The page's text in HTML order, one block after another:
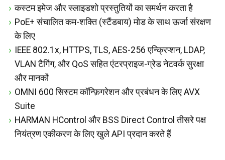
कस्टम इमेज और स्लाइडशो प्रस्तुतियों का समर्थन करता है
PoE+ संचालित कम-शक्ति (स्टैंडबाय) मोड के साथ ऊर्जा संरक्षण
के लिए
IEEE 802.1x, HTTPS, TLS, AES-256 एन्क्रिप्शन, LDAP,
VLAN टैगिंग, और QoS सहित एंटरप्राइज-ग्रेड नेटवर्क सुरक्षा
और मानकों
OMNI 600 सिस्टम कॉन्फ़िगरेशन और प्रबंधन के लिए AVX
Suite
HARMAN HControl और BSS Direct Control तीसरे पक्ष
नियंत्रण एकीकरण के लिए खुले API प्रदान करते हैं